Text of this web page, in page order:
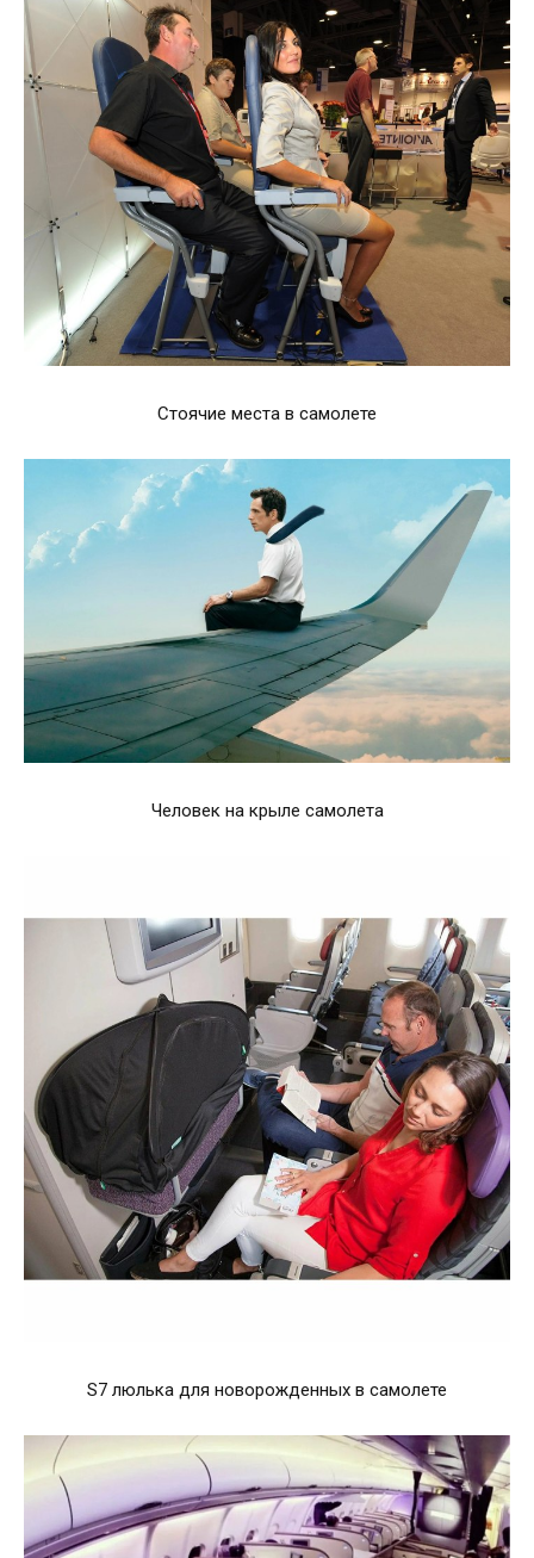
Стоячие места в самолете
Человек на крыле самолета
S7 люлька для новорожденных в самолете